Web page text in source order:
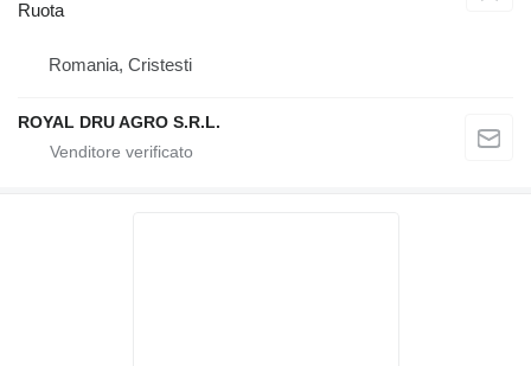
Ruota
Romania, Cristesti
ROYAL DRU AGRO S.R.L.